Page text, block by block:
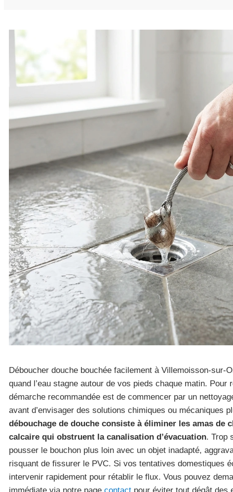
Déboucher douche bouchée facilement à Villemoisson-sur-
quand l’eau stagne autour de vos pieds chaque matin. Pour
démarche recommandée est de commencer par un
avant d’envisager des solutions chimiques ou mécaniques
débouchage de douche consiste à éliminer les amas de
calcaire qui obstruent la canalisation d’évacuation. Trop
pousser le bouchon plus loin avec un objet inadapté,
risquant de fissurer le PVC. Si vos tentatives domestiques
intervenir rapidement pour rétablir le flux. Vous pouvez